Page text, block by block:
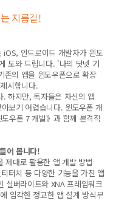
지름길!
안드로이드 개발자가 윈도
도와 드립니다. '나의 닷넷 기
의 앱을 윈도우폰으로 확장
시합니다.
하지만, 독자들은 자신의 앱
보기 어렵습니다. 윈도우폰 개
우폰 7 개발》과 함께 본격적
어 봅니다!
제대로 활용한 앱 개발 방법
터치 등 다양한 기능을 가진 앱
실버라이트와 XNA 프레임워크
입각한 정교한 앱 설계 방식부